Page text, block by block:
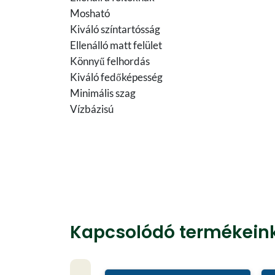
Mosható
Kiváló színtartósság
Ellenálló matt felület
Könnyű felhordás
Kiváló fedőképesség
Minimális szag
Vízbázisú
Kapcsolódó